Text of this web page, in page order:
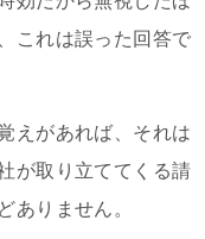
これは誤った回答で
えがあれば、それは
が取り立ててくる請
ありません。